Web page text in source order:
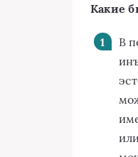
Какие
В